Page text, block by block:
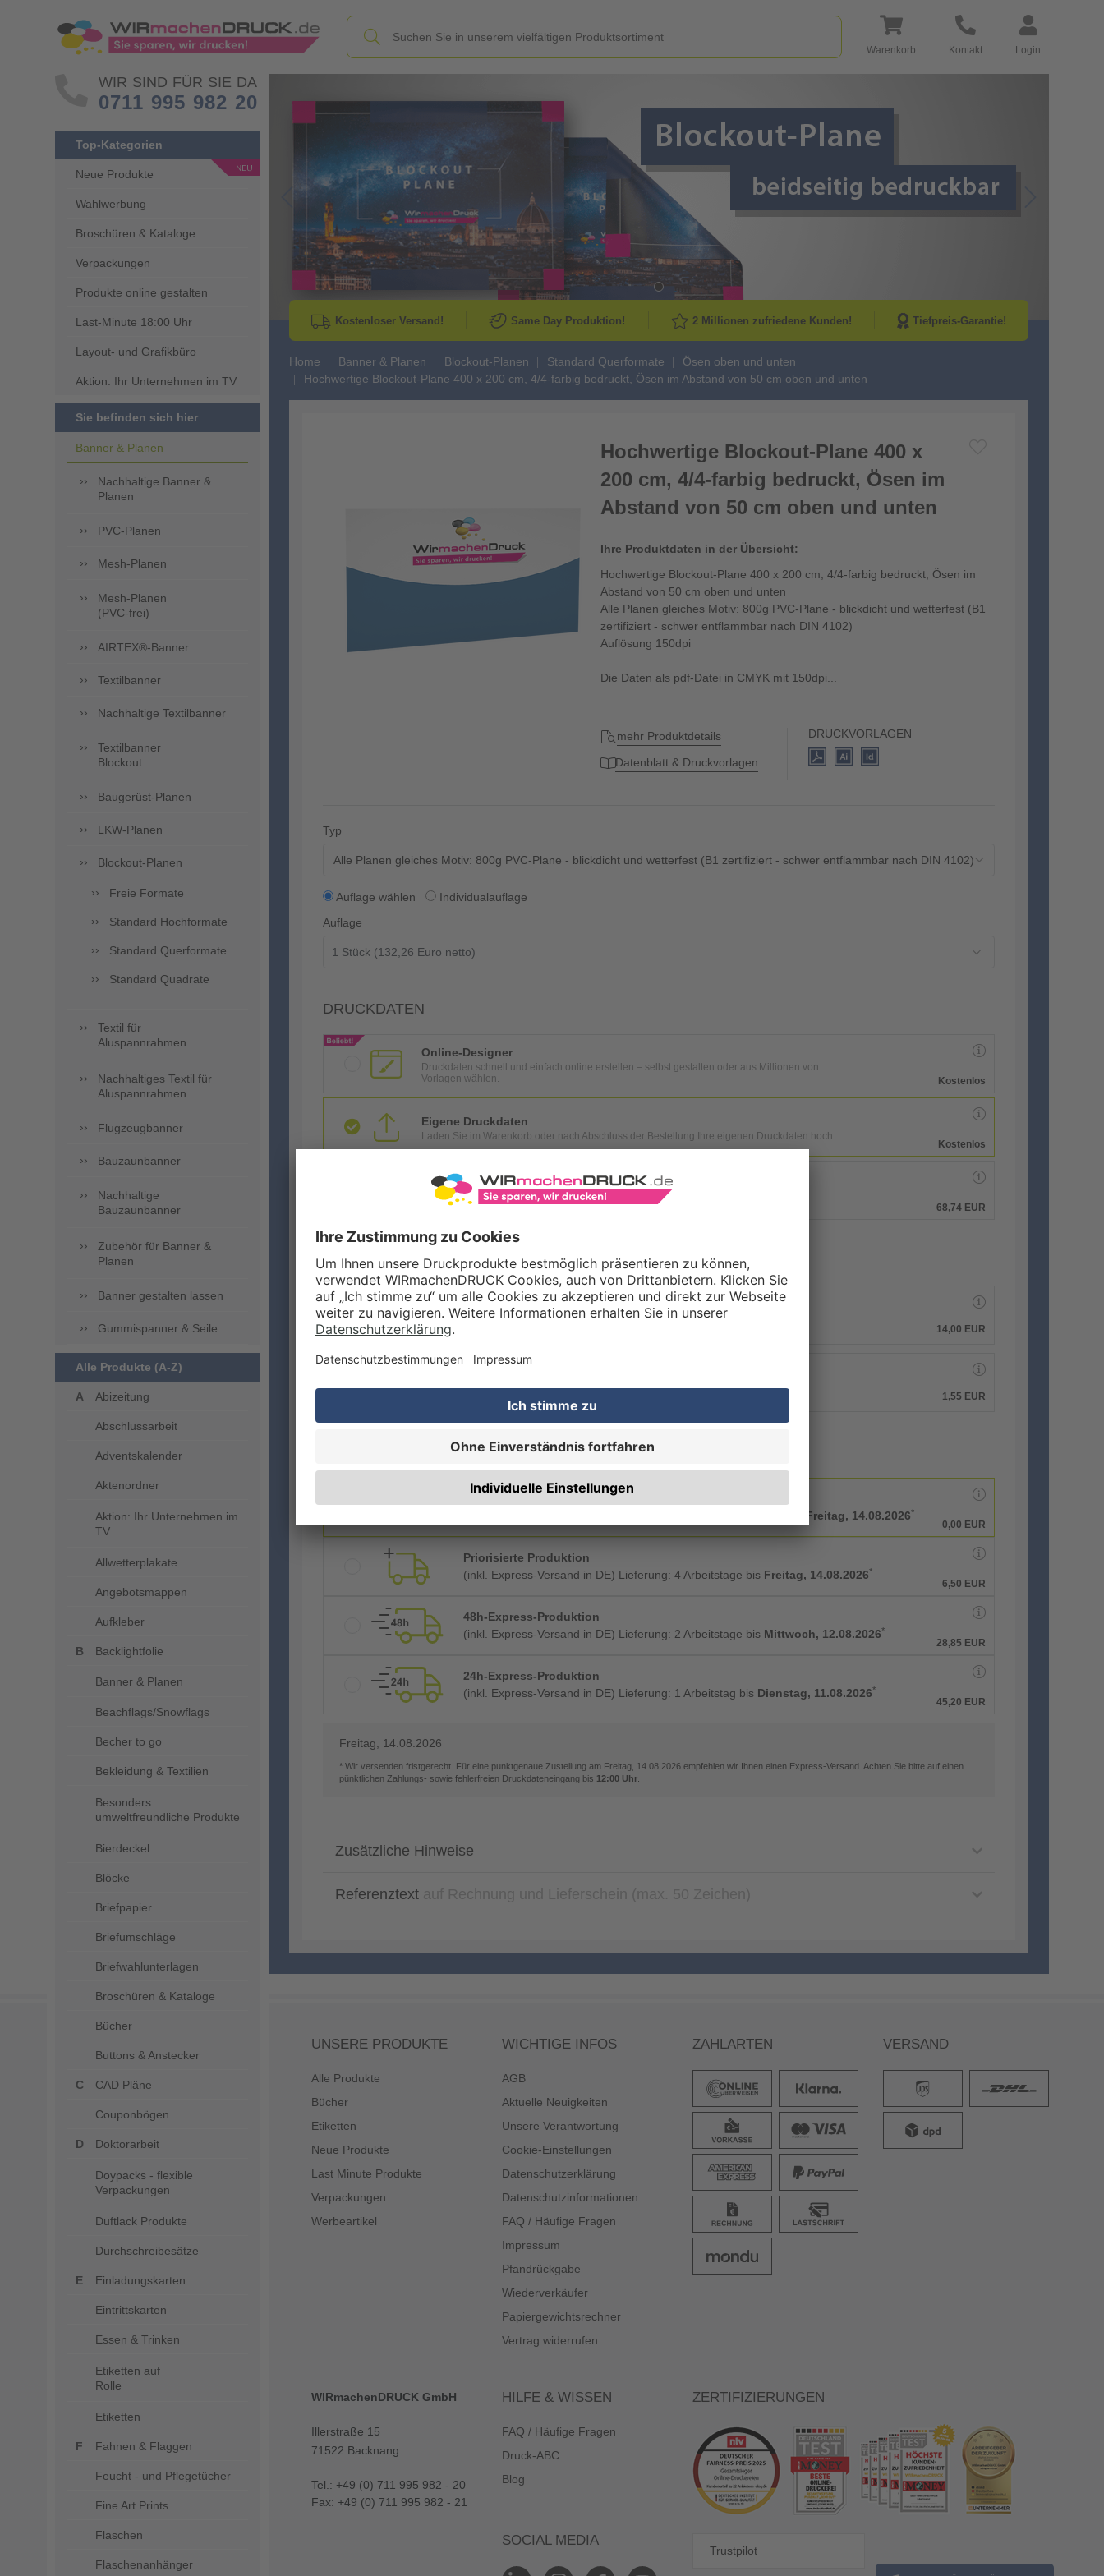
Warenkorb Kontakt Login
WIR SIND FÜR SIE DA
0711 995 982 20
Top-Kategorien
Neue Produkte
Wahlwerbung
Broschüren & Kataloge
Verpackungen
Produkte online gestalten
Last-Minute 18:00 Uhr
Layout- und Grafikbüro
Aktion: Ihr Unternehmen im TV
Sie befinden sich hier
Banner & Planen
Nachhaltige Banner &
Planen
PVC-Planen
Mesh-Planen
Mesh-Planen
(PVC-frei)
AIRTEX®-Banner
Textilbanner
Nachhaltige Textilbanner
Textilbanner
Blockout
Baugerüst-Planen
LKW-Planen
Blockout-Planen
Freie Formate
Standard Hochformate
Standard Querformate
Standard Quadrate
Textil für
Aluspannrahmen
Nachhaltiges Textil für
Aluspannrahmen
Flugzeugbanner
Bauzaunbanner
Nachhaltige
Bauzaunbanner
Zubehör für Banner &
Planen
Banner gestalten lassen
Gummispanner & Seile
Alle Produkte (A-Z)
Abizeitung
Abschlussarbeit
Adventskalender
Aktenordner
Aktion: Ihr Unternehmen im
TV
Allwetterplakate
Angebotsmappen
Aufkleber
Backlightfolie
Banner & Planen
Beachflags/Snowflags
Becher to go
Bekleidung & Textilien
Besonders
umweltfreundliche Produkte
Bierdeckel
Blöcke
Briefpapier
Briefumschläge
Briefwahlunterlagen
Broschüren & Kataloge
Bücher
Buttons & Anstecker
CAD Pläne
Couponbögen
Doktorarbeit
Doypacks - flexible
Verpackungen
Duftlack Produkte
Durchschreibesätze
Einladungskarten
Eintrittskarten
Essen & Trinken
Etiketten auf
Rolle
Etiketten
Fahnen & Flaggen
Feucht - und Pflegetücher
Fine Art Prints
Flaschen
Flaschenanhänger
Go to Previous Slide
Kostenloser Versand! Same Day Produktion! 2 Millionen zufriedene Kunden! Tiefpreis-Garantie!
Home Banner & Planen Blockout-Planen Standard Querformate
Ösen oben und unten
Hochwertige Blockout-Plane 400 x 200 cm, 4/4-farbig bedruckt, Ösen im Abstand von 50 cm oben und unten
Hochwertige Blockout-Plane 400 x
200 cm, 4/4-farbig bedruckt, Ösen im
Abstand von 50 cm oben und unten
Ihre Produktdaten in der Übersicht:
Hochwertige Blockout-Plane 400 x 200 cm, 4/4-farbig bedruckt, Ösen im
Abstand von 50 cm oben und unten
Alle Planen gleiches Motiv: 800g PVC-Plane - blickdicht und wetterfest (B1
zertifiziert - schwer entflammbar nach DIN 4102)
Auflösung 150dpi
Die Daten als pdf-Datei in CMYK mit 150dpi...
mehr Produktdetails
Datenblatt & Druckvorlagen
DRUCKVORLAGEN
Typ
Alle Planen gleiches Motiv: 800g PVC-Plane - blickdicht und wetterfest (B1 zertifiziert - schwer entflammbar nach DIN 4102)
Auflage wählen
Individualauflage
Auflage
DRUCKDATEN
Online-Designer
Druckdaten schnell und einfach online erstellen – selbst gestalten oder aus Millionen von
Vorlagen wählen.
Kostenlos
Eigene Druckdaten
Laden Sie im Warenkorb oder nach Abschluss der Bestellung Ihre eigenen Druckdaten hoch.
Kostenlos
Gestaltungsservice
Unser Kreativteam gestaltet Druckdaten, Logos etc. nach Ihren Wünschen.
68,74 EUR
ZUSATZOPTIONEN
Qualitätskontrolle (von Experten empf.)
14,00 EUR
1,55 EUR
Freitag, 14.08.2026*
0,00 EUR
Priorisierte Produktion
(inkl. Express-Versand in DE) Lieferung: 4 Arbeitstage bis Freitag, 14.08.2026*
6,50 EUR
48h-Express-Produktion
(inkl. Express-Versand in DE) Lieferung: 2 Arbeitstage bis Mittwoch, 12.08.2026*
28,85 EUR
24h-Express-Produktion
(inkl. Express-Versand in DE) Lieferung: 1 Arbeitstag bis Dienstag, 11.08.2026*
45,20 EUR
Freitag, 14.08.2026
* Wir versenden fristgerecht. Für eine punktgenaue Zustellung am Freitag, 14.08.2026 empfehlen wir Ihnen einen Express-Versand. Achten Sie bitte auf einen
pünktlichen Zahlungs- sowie fehlerfreien Druckdateneingang bis 12:00 Uhr
Zusätzliche Hinweise
Referenztext
UNSERE PRODUKTE
Alle Produkte
Bücher
Etiketten
Neue Produkte
Last Minute Produkte
Verpackungen
Werbeartikel
WICHTIGE INFOS
AGB
Aktuelle Neuigkeiten
Unsere Verantwortung
Cookie-Einstellungen
Datenschutzerklärung
Datenschutzinformationen
FAQ / Häufige Fragen
Impressum
Pfandrückgabe
Wiederverkäufer
Papiergewichtsrechner
Vertrag widerrufen
ZAHLARTEN VERSAND
WIRmachenDRUCK GmbH
Illerstraße 15
71522 Backnang
Tel.: +49 (0) 711 995 982 - 20
Fax: +49 (0) 711 995 982 - 21
HILFE & WISSEN
FAQ / Häufige Fragen
Druck-ABC
Blog
SOCIAL MEDIA
ZERTIFIZIERUNGEN
Trustpilot